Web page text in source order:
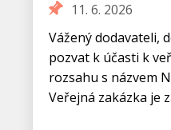
11. 6. 2026
Vážený dodavateli,
pozvat k účasti k
rozsahu s názvem
Veřejná zakázka je